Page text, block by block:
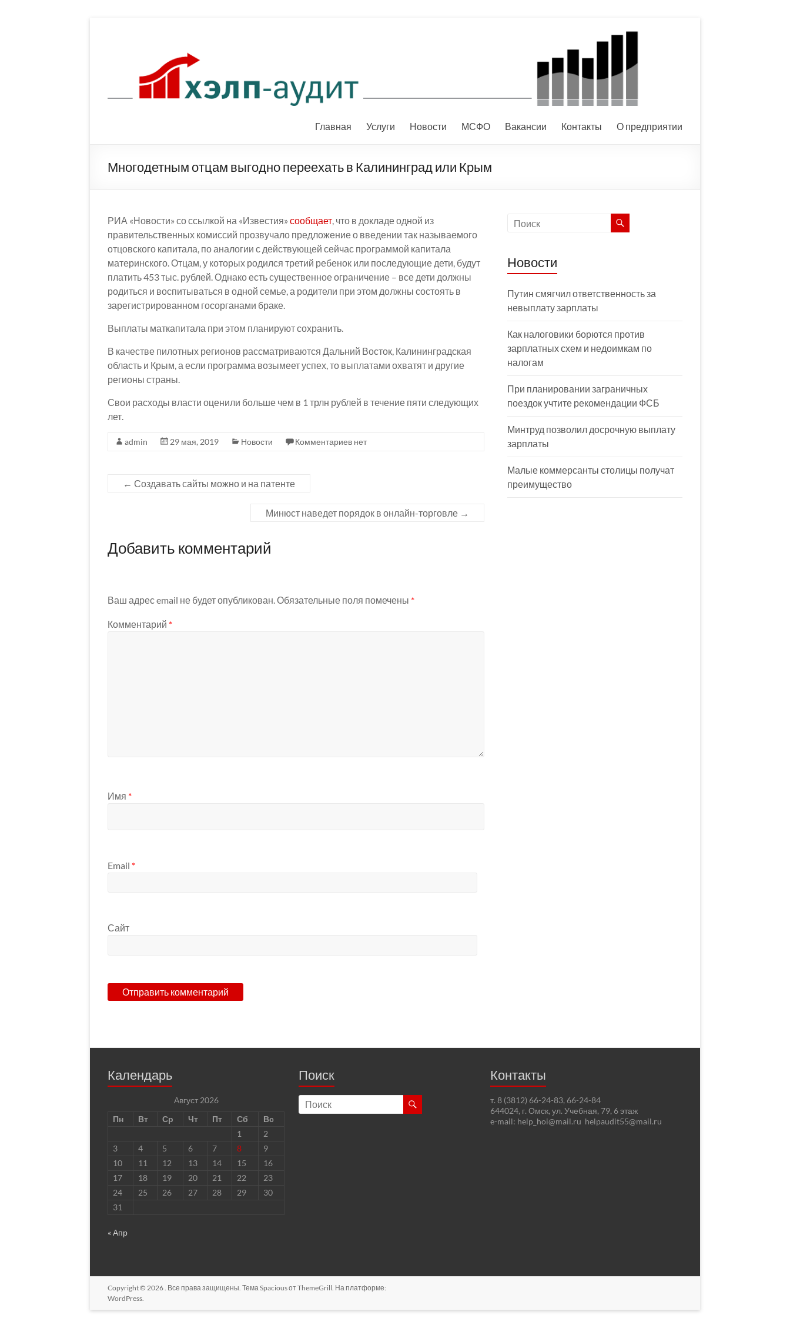
Главная Услуги Новости МСФО Вакансии Контакты О предприятии
Многодетным отцам выгодно переехать в Калининград или Крым
РИА «Новости» со ссылкой на «Известия» сообщает, что в докладе одной из
правительственных комиссий прозвучало предложение о введении так называемого
отцовского капитала, по аналогии с действующей сейчас программой капитала
материнского. Отцам, у которых родился третий ребенок или последующие дети, будут
платить 453 тыс. рублей. Однако есть существенное ограничение – все дети должны
родиться и воспитываться в одной семье, а родители при этом должны состоять в
зарегистрированном госорганами браке.
Выплаты маткапитала при этом планируют сохранить.
В качестве пилотных регионов рассматриваются Дальний Восток, Калининградская
область и Крым, а если программа возымеет успех, то выплатами охватят и другие
регионы страны.
Свои расходы власти оценили больше чем в 1 трлн рублей в течение пяти следующих
лет.
admin 29 мая, 2019 Новости Комментариев нет
← Создавать сайты можно и на патенте
Минюст наведет порядок в онлайн-торговле →
Добавить комментарий
Ваш адрес email не будет опубликован. Обязательные поля помечены *
Комментарий *
Имя *
Email *
Сайт
Новости
Путин смягчил ответственность за
невыплату зарплаты
Как налоговики борются против
зарплатных схем и недоимкам по
налогам
При планировании заграничных
поездок учтите рекомендации ФСБ
Минтруд позволил досрочную выплату
зарплаты
Малые коммерсанты столицы получат
преимущество
Календарь
Август 2026
Пн
Вт Ср Чт Пт Сб
Вс
1
2
3
4 5 6 7 8
9
10
11 12 13 14 15
16
17
18 19 20 21 22
23
24
25 26 27 28 29
30
31
« Апр
Поиск Контакты
т. 8 (3812) 66-24-83, 66-24-84
644024, г. Омск, ул. Учебная, 79, 6 этаж
e-mail: help_hoi@mail.ru helpaudit55@mail.ru
Copyright © 2026 . Все права защищены. Тема Spaciousот ThemeGrill. На платформе:
WordPress